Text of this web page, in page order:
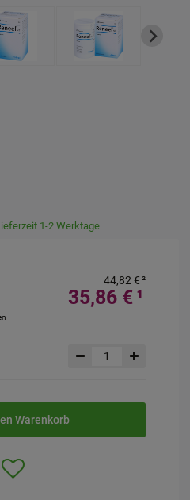
1-2 Werktage
35,86 € ¹
44,82 €²
Warenkorb